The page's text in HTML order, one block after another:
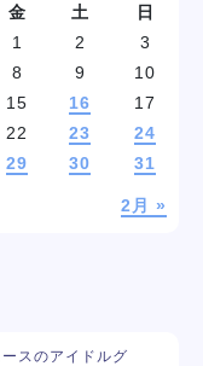
金 土 日
2月 »
1 2
3
8 9
10
15 16
17
22 23
24
29 30 31
スのアイドルグ